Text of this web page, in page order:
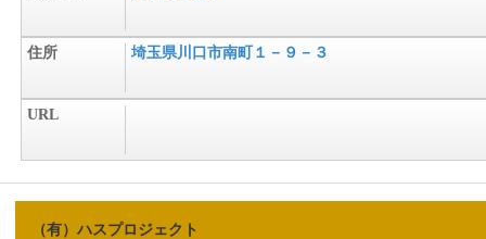
住所 埼玉県川口市南町１－９－３
URL
（有）ハスプロジェクト